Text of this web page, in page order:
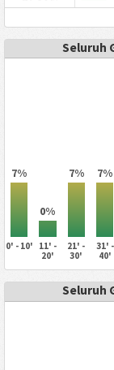
Seluruh
7%
0%
7% 7%
0' - 10'
11' -
20'
21' -
30'
31' -
40'
Seluruh